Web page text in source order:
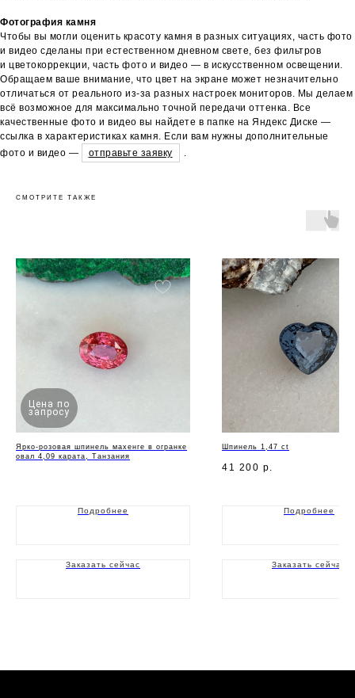
Фотография камня
Чтобы вы могли оценить красоту камня в разных ситуациях, часть фото
и видео сделаны при естественном дневном свете, без фильтров
и цветокоррекции, часть фото и видео — в искусственном освещении.
Обращаем ваше внимание, что цвет на экране может незначительно
отличаться от реального из-за разных настроек мониторов. Мы делаем
всё возможное для максимально точной передачи оттенка. Все
качественные фото и видео вы найдете в папке на Яндекс Диске —
ссылка в характеристиках камня. Если вам нужны дополнительные
фото и видео —
отправьте заявку
СМОТРИТЕ ТАКЖЕ
Цена по
запросу
Ярко-розовая шпинель махенге в огранке
овал 4,09 карата, Танзания
Подробнее
Заказать сейчас
Шпинель 1,47 ct
41 200 р.
Подробнее
Заказать сейчас